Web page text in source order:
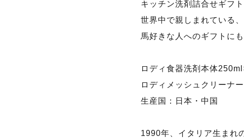
キッチン洗剤詰合せギフ
世界中で親しまれている
馬好きな人へのギフトに
ロディ食器洗剤本体
ロディメッシュクリーナ
生産国：日本・中国
1990年、イタリア生まれ